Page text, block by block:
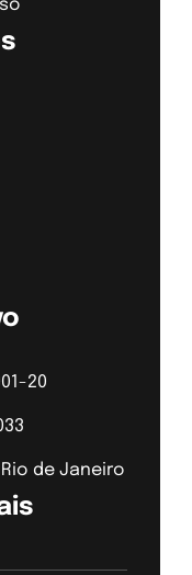
20
de Janeiro